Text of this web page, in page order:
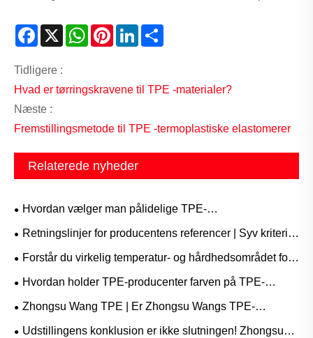
Facebook
X WhatsAppPinterestLinkedIn
Tidligere :
Hvad er tørringskravene til TPE -materialer?
Næste :
Fremstillingsmetode til TPE -termoplastiske elastomerer
Relaterede nyheder
Hvordan vælger man pålidelige TPE-
råmaterialeleverandører?
Retningslinjer for producentens referencer | Syv kriterier
for at hjælpe dig med at vælge det rigtige TPE-materiale!
Forstår du virkelig temperatur- og hårdhedsområdet for
TPE-indkapsling?
Hvordan holder TPE-producenter farven på TPE-
råmaterialer ensartet?
Zhongsu Wang TPE | Er Zhongsu Wangs TPE-
sportsudstyr olie- og pletbestandigt?
Udstillingens konklusion er ikke slutningen! Zhongsu